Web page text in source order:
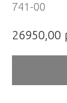
741-00
26950,00